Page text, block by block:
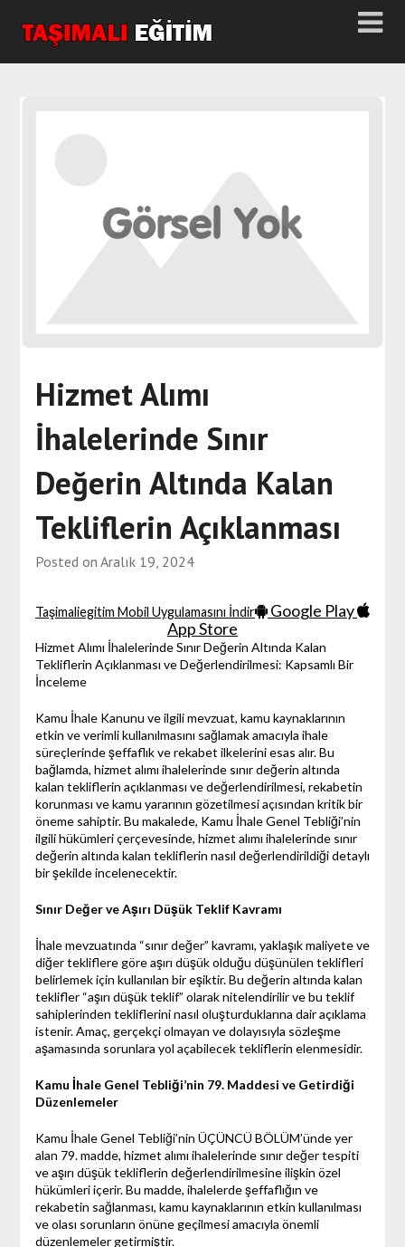
Hizmet Alımı
İhalelerinde Sınır
Değerin Altında Kalan
Tekliflerin Açıklanması
Posted on Aralık 19, 2024
Taşimaliegitim Mobil Uygulamasını İndir
Google Play
App Store
Hizmet Alımı İhalelerinde Sınır Değerin Altında Kalan
Tekliflerin Açıklanması ve Değerlendirilmesi: Kapsamlı Bir
İnceleme
Kamu İhale Kanunu ve ilgili mevzuat, kamu kaynaklarının
etkin ve verimli kullanılmasını sağlamak amacıyla ihale
süreçlerinde şeffaflık ve rekabet ilkelerini esas alır. Bu
bağlamda, hizmet alımı ihalelerinde sınır değerin altında
kalan tekliflerin açıklanması ve değerlendirilmesi, rekabetin
korunması ve kamu yararının gözetilmesi açısından kritik bir
öneme sahiptir. Bu makalede, Kamu İhale Genel Tebliği’nin
ilgili hükümleri çerçevesinde, hizmet alımı ihalelerinde sınır
değerin altında kalan tekliflerin nasıl değerlendirildiği detaylı
bir şekilde incelenecektir.
Sınır Değer ve Aşırı Düşük Teklif Kavramı
İhale mevzuatında “sınır değer” kavramı, yaklaşık maliyete ve
diğer tekliflere göre aşırı düşük olduğu düşünülen teklifleri
belirlemek için kullanılan bir eşiktir. Bu değerin altında kalan
teklifler “aşırı düşük teklif” olarak nitelendirilir ve bu teklif
sahiplerinden tekliflerini nasıl oluşturduklarına dair açıklama
istenir. Amaç, gerçekçi olmayan ve dolayısıyla sözleşme
aşamasında sorunlara yol açabilecek tekliflerin elenmesidir.
Kamu İhale Genel Tebliği’nin 79. Maddesi ve Getirdiği
Düzenlemeler
Kamu İhale Genel Tebliği’nin ÜÇÜNCÜ BÖLÜM’ünde yer
alan 79. madde, hizmet alımı ihalelerinde sınır değer tespiti
ve aşırı düşük tekliflerin değerlendirilmesine ilişkin özel
hükümleri içerir. Bu madde, ihalelerde şeffaflığın ve
rekabetin sağlanması, kamu kaynaklarının etkin kullanılması
ve olası sorunların önüne geçilmesi amacıyla önemli
düzenlemeler getirmiştir.